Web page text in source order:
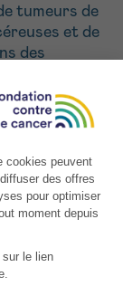
tumeurs de
et de
des
ces modèles
du GBM ou
à la
testés
pour activer
la diversité